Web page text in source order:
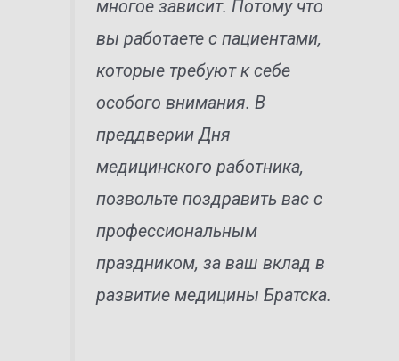
многое зависит. Потому что
вы работаете с пациентами,
которые требуют к себе
особого внимания. В
преддверии Дня
медицинского работника,
позвольте поздравить вас с
профессиональным
праздником, за ваш вклад в
развитие медицины Братска.